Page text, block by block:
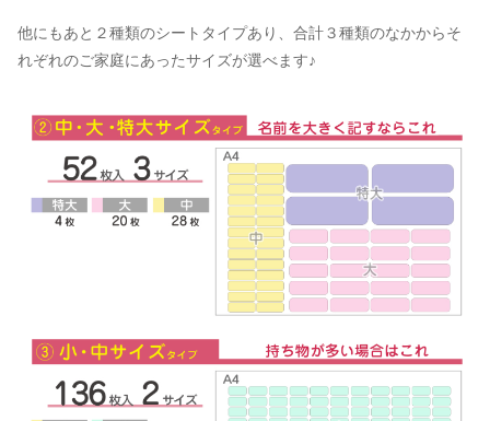
他にもあと２種類のシートタイプあり、合計３種類のなかからそ
れぞれのご家庭にあったサイズが選べます♪